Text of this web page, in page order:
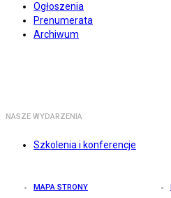
Ogłoszenia
Prenumerata
Archiwum
NASZE WYDARZENIA
Szkolenia i konferencje
MAPA STRONY